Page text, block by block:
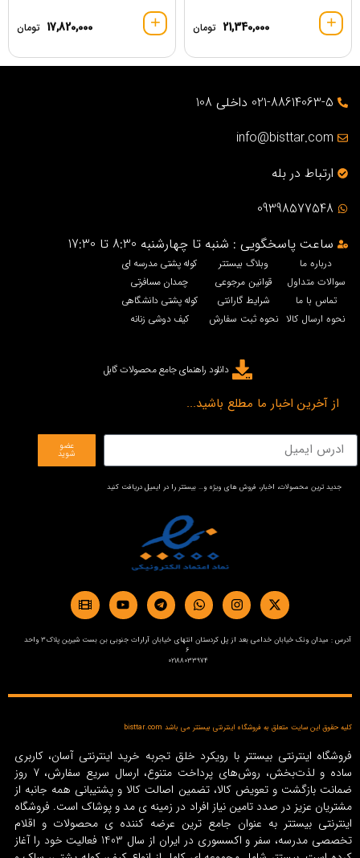
21,340,000 تومان 17,820,000 تومان
021-88614063-5 داخلی 108
info@bisttar.com
ارتباط در بله
09398577548
ساعت پاسخگویی : شنبه تا چهارشنبه 8:30 تا 17:30
درباره ما
سوالات متداول
تماس با ما
نحوه ارسال کالا
وبلاگ بیستتر
قوانین مرجوعی
شرایط گارانتی
نحوه ثبت سفارش
کوله پشتی مدرسه ای
چمدان مسافرتی
کوله پشتی دانشگاهی
کیف دوشی زنانه
دانلود راهنمای جامع محصولات گابل
از آخرین اخبار ما مطلع باشید...
عضو
شوید
جدید ترین محصولات، اخبار، فروش های ویژه و… بیستتر را در ایمیل دریافت کنید
آدرس : میدان ونک خیابان خدامی بعد از پل کردستان انتهای خیابان آرارات جنوبی بن بست شیرین پلاک3 واحد
6
02188033974
کلیه حقوق این سایت متعلق به فروشگاه اینترنتی بیستتر می باشد bisttar.com
فروشگاه اینترنتی بیستتر با رویکرد خلق تجربه خرید اینترنتی آسان، کاربری
ساده و لذت‌بخش، روش‌های پرداخت متنوع، ارسال سریع سفارش، 7 روز
ضمانت بازگشت و تعویض کالا، تضمین اصالت کالا و پشتیبانی همه جانبه از
مشتریان عزیز در صدد تامین نیاز افراد در زمینه‌ ی مد و پوشاک است. فروشگاه
اینترنتی بیستتر به عنوان جامع ترین عرضه کننده ی محصولات و اقلام
تخصصی مدرسه، سفر و اکسسوری در ایران از سال 1403 فعالیت خود را آغاز